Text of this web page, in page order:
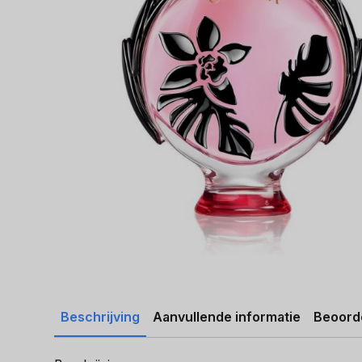
Beschrijving Aanvullende informatie